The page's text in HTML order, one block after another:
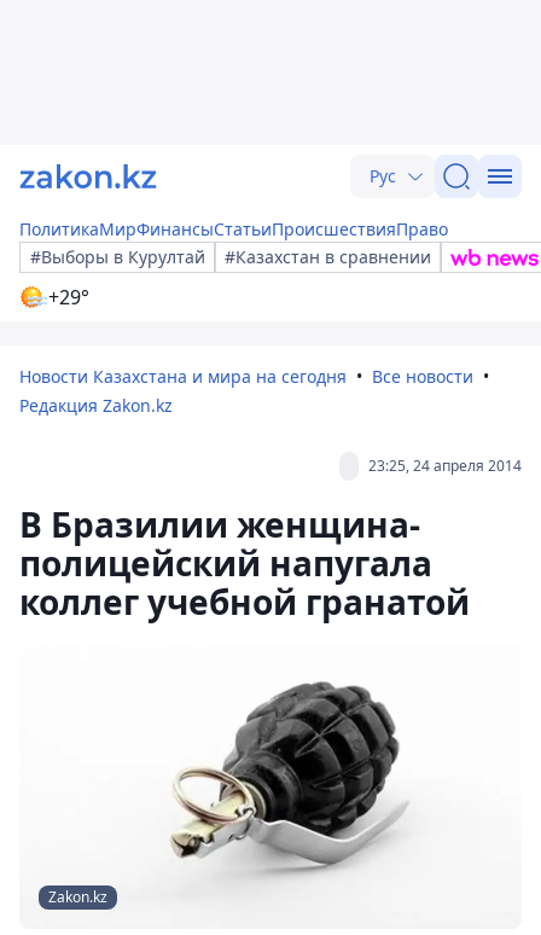
Рус
ПолитикаМирФинансыСтатьиПроисшествияПраво
#Выборы в Курултай
#Казахстан в сравнении
+29°
Новости Казахстана и мира на сегодня
Все новости
Редакция Zakon.kz
23:25, 24 апреля 2014
В Бразилии женщина-
полицейский напугала
коллег учебной гранатой
Zakon.kz